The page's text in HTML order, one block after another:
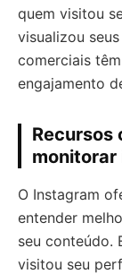
quem visitou
visualizou
comerciais
engajamento
Recursos
O Instagram
entender
seu conteúdo.
visitou seu